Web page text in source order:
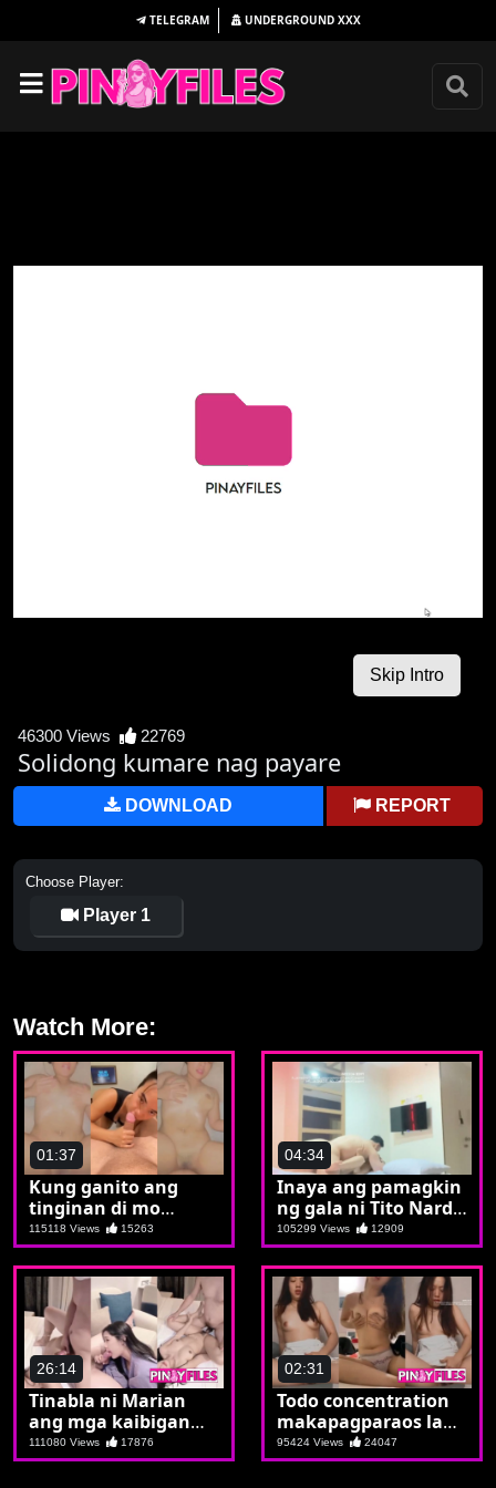
TELEGRAM UNDERGROUND XXX
46300 Views 22769
Solidong kumare nag payare
DOWNLOAD REPORT
Choose Player:
Player 1
Watch More:
01:37
Kung ganito ang
tinginan di mo
titigilan
115118 Views 15263
04:34
Inaya ang pamagkin
ng gala ni Tito Nardo
dadalhin lang pala
sa Sogo
105299 Views 12909
26:14
Tinabla ni Marian
ang mga kaibigan
para lang
maputukan
111080 Views 17876
02:31
Todo concentration
makapagparaos lang
si Corazon
95424 Views 24047